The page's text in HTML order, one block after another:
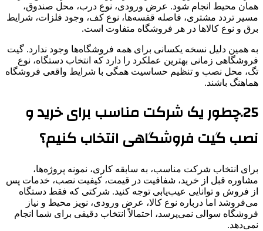
همان محیط انجام شود. عرض ورودی، نوع درب، محل صندوق،
مسیر تردد مشتری، فاصله قفسه‌ها، نوع کف، وجود فلزات، شرایط
برق و نوع کالاها در هر فروشگاه متفاوت است.
به همین دلیل نسخه یکسانی برای همه فروشگاه‌ها وجود ندارد. گیت
فروشگاهی زمانی بهترین عملکرد را دارد که انتخاب دستگاه، نوع
تگ، محل نصب و تنظیم حساسیت همگی با شرایط واقعی فروشگاه
هماهنگ باشند.
25.چطور یک شرکت مناسب برای خرید و
نصب گیت فروشگاهی انتخاب کنیم؟
برای انتخاب شرکت مناسب، به سابقه کاری، نمونه پروژه‌ها،
مشاوره قبل از خرید، شفافیت در قیمت، کیفیت نصب، خدمات پس
از فروش و توانایی عیب‌یابی توجه کنید. شرکتی که فقط دستگاه
می‌فروشد اما درباره نوع کالا، عرض ورودی، نویز محیط و نیاز
فروشگاه سوالی نمی‌پرسد، احتمالاً انتخاب دقیقی برای شما انجام
نمی‌دهد.